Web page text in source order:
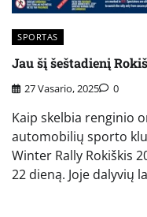
SPORTAS
Jau šį šeštadienį
27 Vasario, 2025 0
Kaip skelbia renginio
automobilių sporto
Winter Rally Rokiškis
22 dieną. Joje dalyvių